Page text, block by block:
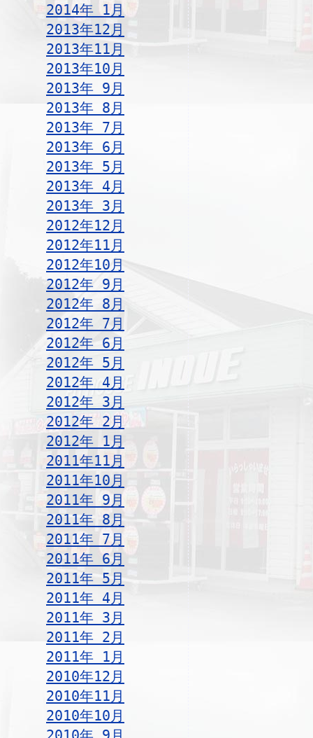
2014年 1月
2013年12月
2013年11月
2013年10月
2013年 9月
2013年 8月
2013年 7月
2013年 6月
2013年 5月
2013年 4月
2013年 3月
2012年12月
2012年11月
2012年10月
2012年 9月
2012年 8月
2012年 7月
2012年 6月
2012年 5月
2012年 4月
2012年 3月
2012年 2月
2012年 1月
2011年11月
2011年10月
2011年 9月
2011年 8月
2011年 7月
2011年 6月
2011年 5月
2011年 4月
2011年 3月
2011年 2月
2011年 1月
2010年12月
2010年11月
2010年10月